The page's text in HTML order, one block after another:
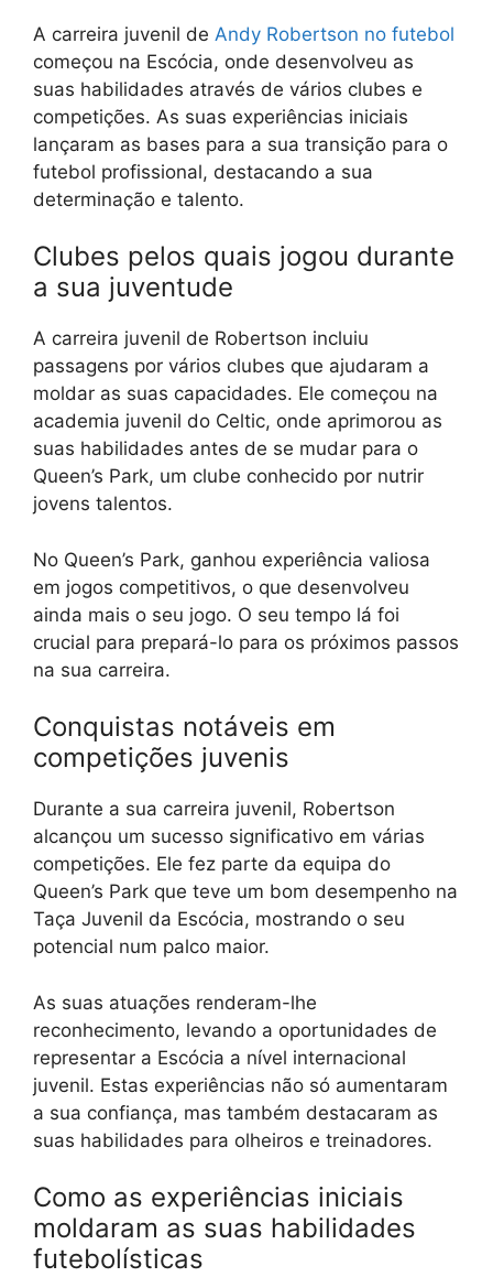
A carreira juvenil de Andy Robertson no futebol
começou na Escócia, onde desenvolveu as
suas habilidades através de vários clubes e
competições. As suas experiências iniciais
lançaram as bases para a sua transição para o
futebol profissional, destacando a sua
determinação e talento.
Clubes pelos quais jogou durante
a sua juventude
A carreira juvenil de Robertson incluiu
passagens por vários clubes que ajudaram a
moldar as suas capacidades. Ele começou na
academia juvenil do Celtic, onde aprimorou as
suas habilidades antes de se mudar para o
Queen’s Park, um clube conhecido por nutrir
jovens talentos.
No Queen’s Park, ganhou experiência valiosa
em jogos competitivos, o que desenvolveu
ainda mais o seu jogo. O seu tempo lá foi
crucial para prepará-lo para os próximos passos
na sua carreira.
Conquistas notáveis em
competições juvenis
Durante a sua carreira juvenil, Robertson
alcançou um sucesso significativo em várias
competições. Ele fez parte da equipa do
Queen’s Park que teve um bom desempenho na
Taça Juvenil da Escócia, mostrando o seu
potencial num palco maior.
As suas atuações renderam-lhe
reconhecimento, levando a oportunidades de
representar a Escócia a nível internacional
juvenil. Estas experiências não só aumentaram
a sua confiança, mas também destacaram as
suas habilidades para olheiros e treinadores.
Como as experiências iniciais
moldaram as suas habilidades
futebolísticas